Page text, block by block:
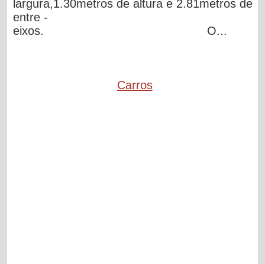
largura,1.30metros de altura e 2.81metros de
entre -
eixos. O...
Carros